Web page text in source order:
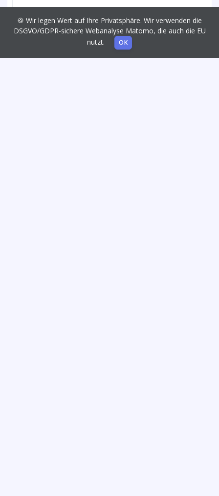
🍪 Wir legen Wert auf Ihre Privatsphäre. Wir verwenden die
DSGVO/GDPR-sichere Webanalyse Matomo, die auch die EU
nutzt.
OK